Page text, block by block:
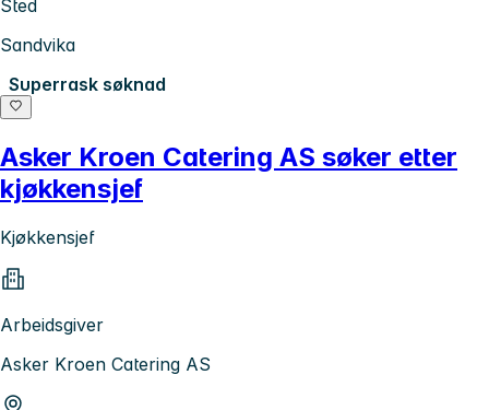
Sted
Sandvika
Superrask søknad
Asker Kroen Catering AS søker etter
kjøkkensjef
Kjøkkensjef
Arbeidsgiver
Asker Kroen Catering AS